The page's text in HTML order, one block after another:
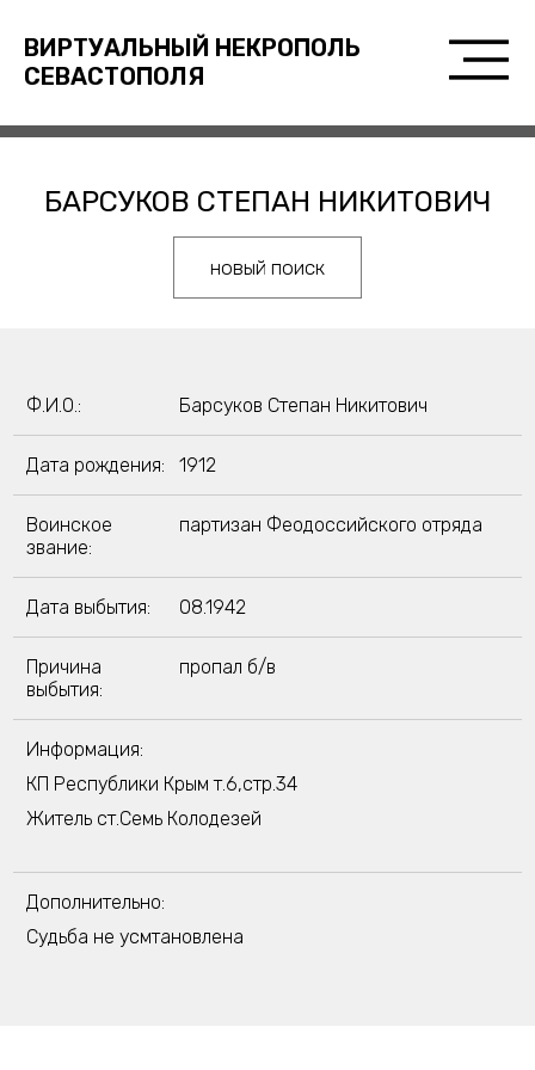
ВИРТУАЛЬНЫЙ НЕКРОПОЛЬ
СЕВАСТОПОЛЯ
БАРСУКОВ СТЕПАН НИКИТОВИЧ
новый поиск
Ф.И.О.: Барсуков Степан Никитович
Дата рождения: 1912
Воинское
звание:
партизан Феодоссийского отряда
Дата выбытия: 08.1942
Причина
выбытия:
пропал б/в
Информация:
КП Республики Крым т.6,стр.34
Житель ст.Семь Колодезей
Дополнительно:
Судьба не усмтановлена